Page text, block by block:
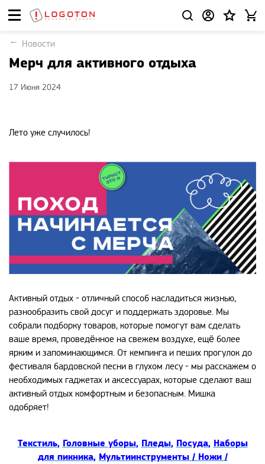
Новости
Мерч для активного отдыха
17 Июня 2024
Лето уже случилось!
Активный отдых - отличный способ насладиться жизнью,
разнообразить свой досуг и поддержать здоровье. Мы
собрали подборку товаров, которые помогут вам сделать
ваше время, проведённое на свежем воздухе, ещё более
ярким и запоминающимся. От кемпинга и пеших прогулок до
фестиваля бардовской песни в глухом лесу - мы расскажем о
необходимых гаджетах и аксессуарах, которые сделают ваш
активный отдых комфортным и безопасным. Мишка
одобряет!
Текстиль, Головные уборы, Пледы, Посуда, Наборы
для пикника, Мультиинструменты / Ножи /